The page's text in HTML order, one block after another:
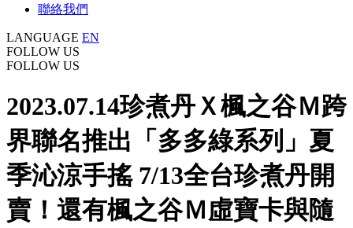
聯絡我們
LANGUAGE EN
FOLLOW US
FOLLOW US
2023.07.14珍煮丹Ｘ楓之谷Ｍ跨
界聯名推出「多多綠系列」夏
季沁涼手搖 7/13全台珍煮丹開
賣！還有楓之谷Ｍ虛寶卡與隨